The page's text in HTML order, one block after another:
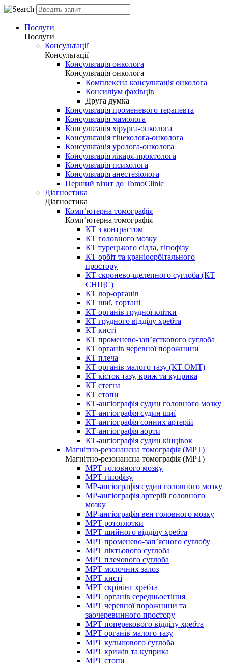
Послуги
Послуги
Консультації
Консультації
Консультація онколога
Консультація онколога
Комплексна консультація онколога
Консиліум фахівців
Друга думка
Консультація променевого терапевта
Консультація мамолога
Консультація хірурга-онколога
Консультація гінеколога-онколога
Консультація уролога-онколога
Консультація лікаря-проктолога
Консультація психолога
Консультація анестезіолога
Перший візит до TomoClinic
Діагностика
Діагностика
Комп’ютерна томографія
Комп’ютерна томографія
КТ з контрастом
КТ головного мозку
КТ турецького сідла, гіпофізу
КТ орбіт та краніоорбітального
простору
КТ скронево-щелепного суглоба (КТ
СНЩС)
КТ лор-органів
КТ шиї, гортані
КТ органів грудної клітки
КТ грудного відділу хребта
КТ кисті
КТ променево-зап’ясткового суглоба
КТ органів черевної порожнини
КТ плеча
КТ органів малого тазу (КТ ОМТ)
КТ кісток тазу, криж та куприка
КТ стегна
КТ стопи
КТ-ангіографія судин головного мозку
КТ-ангіографія судин шиї
КТ-ангіографія сонних артерій
КТ-ангіографія аорти
КТ-ангіографія судин кінцівок
Магнітно-резонансна томографія (МРТ)
Магнітно-резонансна томографія (МРТ)
МРТ головного мозку
МРТ гіпофізу
МР-ангіографія судин головного мозку
МР-ангіографія артерій головного
мозку
МР-ангіографія вен головного мозку
МРТ ротоглотки
МРТ шийного відділу хребта
МРТ променево-зап’ясного суглобу
МРТ ліктьового суглоба
МРТ плечового суглоба
МРТ молочних залоз
МРТ кисті
МРТ скрінінг хребта
МРТ органів середньостіння
МРТ черевної порожнини та
заочеревинного простору
МРТ поперекового відділу хребта
МРТ органів малого тазу
МРТ кульшового суглоба
МРТ крижів та куприка
МРТ стопи